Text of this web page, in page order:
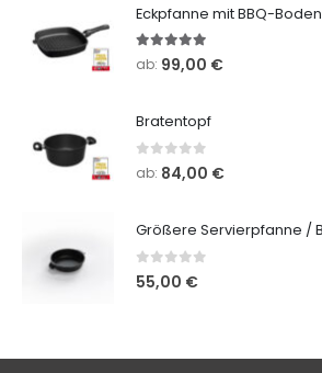
Eckpfanne mit BBQ-Boden
5.00out of 5
ab: 99,00 €
Bratentopf
out of 5
ab: 84,00 €
0out of 5
55,00 €